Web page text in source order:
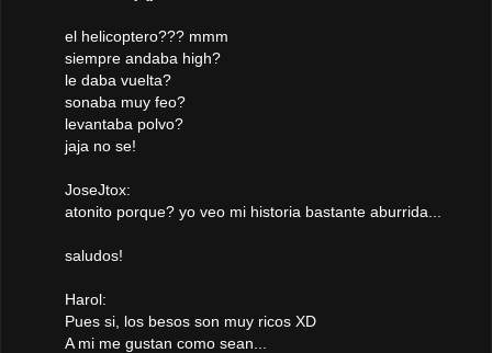
el helicoptero??? mmm
siempre andaba high?
le daba vuelta?
sonaba muy feo?
levantaba polvo?
jaja no se!
JoseJtox:
atonito porque? yo veo mi historia bastante aburrida...
saludos!
Harol:
Pues si, los besos son muy ricos XD
A mi me gustan como sean...